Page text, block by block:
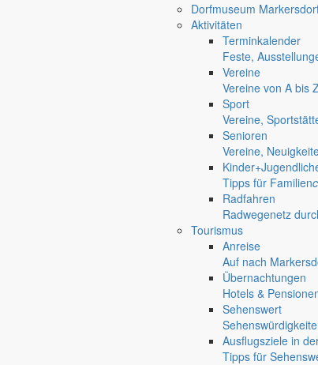
Dorfmuseum
Aktivitäten
Terminkalender
Feste,
Vereine
Vereine von A bis
Sport
Vereine,
Senioren
Vereine,
Tipps für Familien
Radfahren
Radwegenetz
Tourismus
Anreise
Auf nach
Übernachtungen
Hotels &
Sehenswert
Ausflugsziele in
Tipps für
Deutsch-Paulsdorf